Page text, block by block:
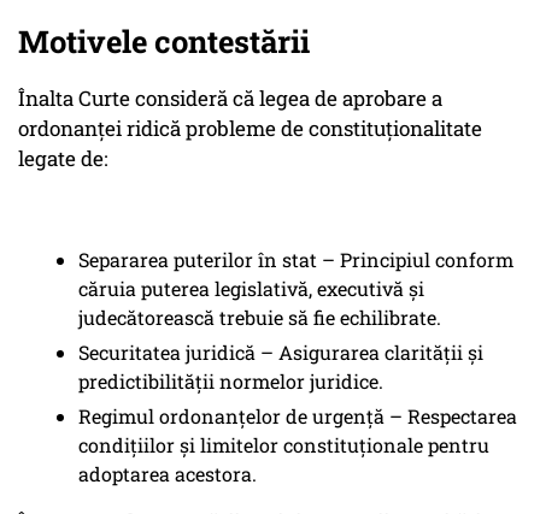
Motivele contestării
Înalta Curte consideră că legea de aprobare a
ordonanței ridică probleme de constituționalitate
legate de:
Separarea puterilor în stat – Principiul conform
căruia puterea legislativă, executivă și
judecătorească trebuie să fie echilibrate.
Securitatea juridică – Asigurarea clarității și
predictibilității normelor juridice.
Regimul ordonanțelor de urgență – Respectarea
condițiilor și limitelor constituționale pentru
adoptarea acestora.